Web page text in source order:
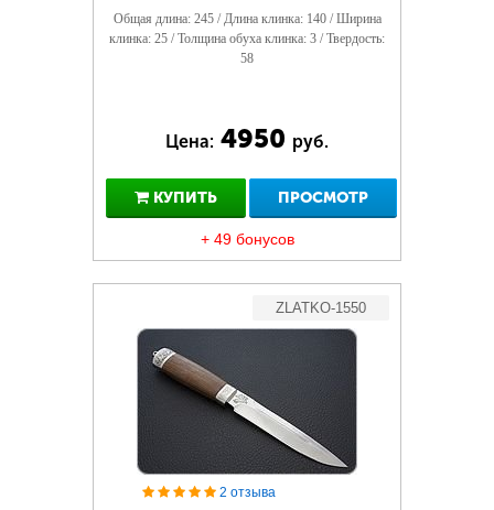
Общая длина: 245 / Длина клинка: 140 / Ширина
клинка: 25 / Толщина обуха клинка: 3 / Твердость:
58
Цена: 4950 руб.
КУПИТЬ ПРОСМОТР
+ 49 бонусов
ZLATKO-1550
2 отзыва